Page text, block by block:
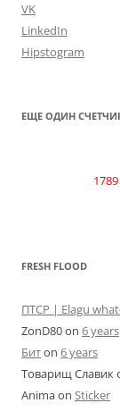
VK
LinkedIn
Hipstogram
ЕЩЕ ОДИН
FRESH FLOOD
ПТСР | Elagu
ZonD80on 6 years
Битon 6 years
Товарищ Славик
Animaon Sticker